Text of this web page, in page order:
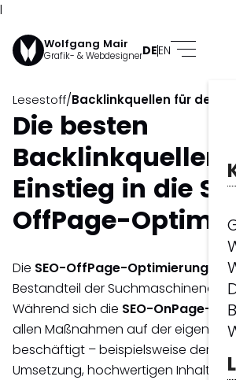
l
Wolfgang Mair
Grafik- & WebdesignerDEEN
Lesestoff/Backlinkquellen für den
Die besten
Backlinkquellen
Einstieg in die
OffPage-
Die SEO-OffPage-Optimierung ist
Bestandteil der
Während sich die SEO-OnPage-
allen Maßnahmen auf der eigenen
beschäftigt – beispielsweise der
Umsetzung, hochwertigen Inhalten